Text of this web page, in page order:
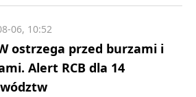
ostrzega przed burzami i
Alert RCB dla 14
06, 10:52